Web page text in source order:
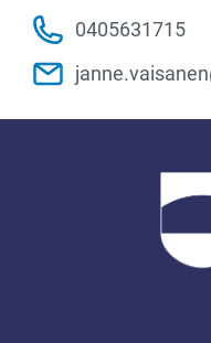
0405631715